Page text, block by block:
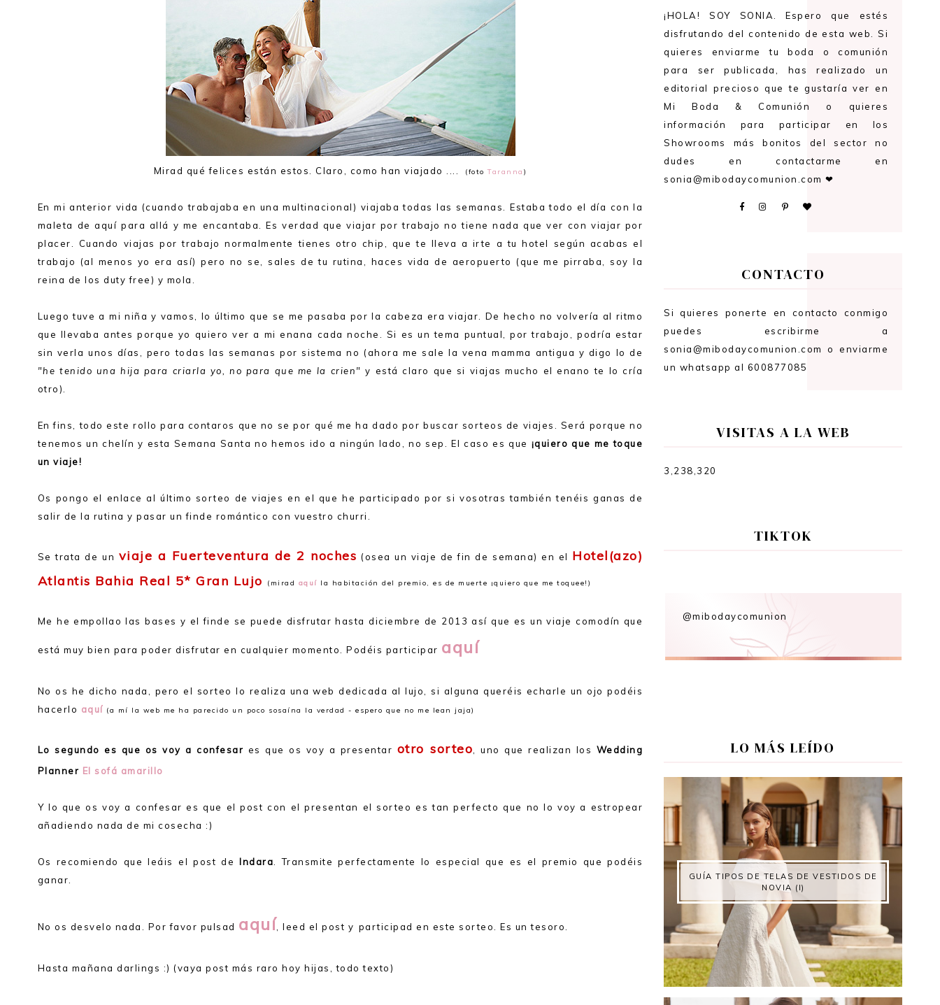
Mirad qué felices están estos. Claro, como han viajado .... (fotoTaranna )
En mi anterior vida (cuando trabajaba en una multinacional) viajaba todas las semanas. Estaba todo el día con la
maleta de aquí para allá y me encantaba. Es verdad que viajar por trabajo no tiene nada que ver con viajar por
placer. Cuando viajas por trabajo normalmente tienes otro chip, que te lleva a irte a tu hotel según acabas el
trabajo (al menos yo era así) pero no se, sales de tu rutina, haces vida de aeropuerto (que me pirraba, soy la
reina de los duty free) y mola.
Luego tuve a mi niña y vamos, lo último que se me pasaba por la cabeza era viajar. De hecho no volvería al ritmo
que llevaba antes porque yo quiero ver a mi enana cada noche. Si es un tema puntual, por trabajo, podría estar
sin verla unos días, pero todas las semanas por sistema no (ahora me sale la vena mamma antigua y digo lo de
"he tenido una hija para criarla yo, no para que me la crien" y está claro que si viajas mucho el enano te lo cría
otro).
En fins, todo este rollo para contaros que no se por qué me ha dado por buscar sorteos de viajes. Será porque no
tenemos un chelín y esta Semana Santa no hemos ido a ningún lado, no sep. El caso es que ¡quiero que me toque
un viaje!
Os pongo el enlace al último sorteo de viajes en el que he participado por si vosotras también tenéis ganas de
salir de la rutina y pasar un finde romántico con vuestro churri.
Se trata de un viaje a Fuerteventura de 2 noches (osea un viaje de fin de semana) en el Hotel(azo)
Atlantis Bahia Real 5* Gran Lujo
(mirad aquí la habitación del premio, es de muerte ¡quiero que me toquee!)
Me he empollao las bases y el finde se puede disfrutar hasta diciembre de 2013 así que es un viaje comodín que
está muy bien para poder disfrutar en cualquier momento. Podéis participar aquí
No os he dicho nada, pero el sorteo lo realiza una web dedicada al lujo, si alguna queréis echarle un ojo podéis
hacerlo aquí (a mí la web me ha parecido un poco sosaína la verdad - espero que no me lean jaja)
Lo segundo es que os voy a confesar es que os voy a presentar otro sorteo , uno que realizan los Wedding
Planner El sofá amarillo
Y lo que os voy a confesar es que el post con el presentan el sorteo es tan perfecto que no lo voy a estropear
añadiendo nada de mi cosecha :)
Os recomiendo que leáis el post de Indara . Transmite perfectamente lo especial que es el premio que podéis
ganar.
No os desvelo nada. Por favor pulsad aquí , leed el post y participad en este sorteo. Es un tesoro.
Hasta mañana darlings :) (vaya post más raro hoy hijas, todo texto)
¡HOLA! SOY SONIA. Espero que estés
disfrutando del contenido de esta web. Si
quieres enviarme tu boda o comunión
para ser publicada, has realizado un
editorial precioso que te gustaría ver en
Mi Boda & Comunión o quieres
información para participar en los
Showrooms más bonitos del sector no
dudes en contactarme en
sonia@mibodaycomunion.com ❤
CONTACTO
Si quieres ponerte en contacto conmigo
puedes escribirme a
sonia@mibodaycomunion.com o enviarme
un whatsapp al 600877085
VISITAS A LA WEB
3,238,320
TIKTOK
@mibodaycomunion
LO MÁS LEÍDO
GUÍA TIPOS DE TELAS DE VESTIDOS DE
NOVIA (I)